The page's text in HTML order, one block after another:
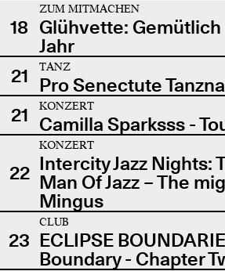
18
ZUM MITMACHEN
Glühvette: Gemütlich
Jahr
21
TANZ
Pro Senectute
21
KONZERT
Camilla Sparksss -
22
KONZERT
Intercity Jazz Nights:
Man Of Jazz – The
Mingus
23
CLUB
ECLIPSE
Boundary - Chapter